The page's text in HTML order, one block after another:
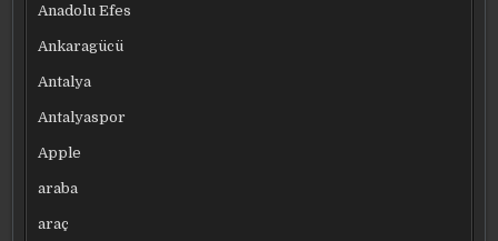
Anadolu Efes
Ankaragücü
Antalya
Antalyaspor
Apple
araba
araç